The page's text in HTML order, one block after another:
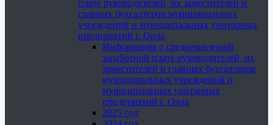
плате руководителей, их заместителей и
главных бухгалтеров муниципальных
учреждений и муниципальных унитарных
предприятий г. Орла
Информация о среднемесячной
заработной плате руководителей, их
заместителей и главных бухгалтеров
муниципальных учреждений и
муниципальных унитарных
предприятий г. Орла
2025 год